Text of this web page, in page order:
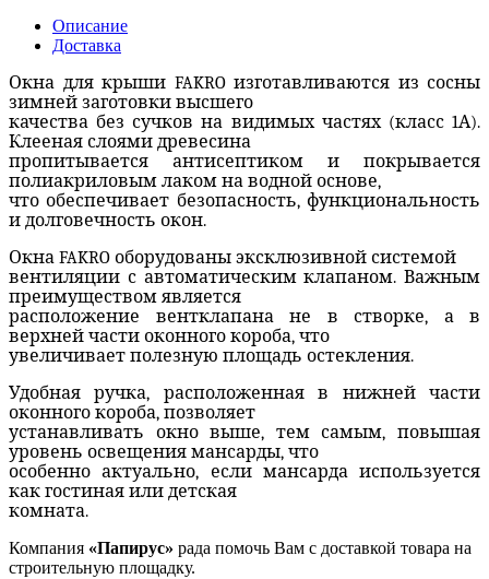
Описание
Доставка
Окна для крыши FAKRO изготавливаются из сосны
зимней заготовки высшего
качества без сучков на видимых частях (класс 1А).
Клееная слоями древесина
пропитывается антисептиком и покрывается
полиакриловым лаком на водной основе,
что обеспечивает безопасность, функциональность
и долговечность окон.
Окна FAKRO оборудованы эксклюзивной системой
вентиляции с автоматическим клапаном. Важным
преимуществом является
расположение вентклапана не в створке, а в
верхней части оконного короба, что
увеличивает полезную площадь остекления.
Удобная ручка, расположенная в нижней части
оконного короба, позволяет
устанавливать окно выше, тем самым, повышая
уровень освещения мансарды, что
особенно актуально, если мансарда используется
как гостиная или детская
комната.
Компания «Папирус» рада помочь Вам с доставкой товара на
строительную площадку.